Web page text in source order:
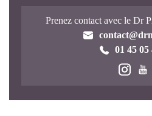
Prenez contact avec le Dr
01 45 05